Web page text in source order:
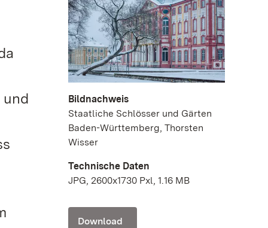
und
Bildnachweis
Staatliche Schlösser und Gärten
Baden-Württemberg, Thorsten
Wisser
Technische Daten
JPG, 2600x1730 Pxl, 1.16 MB
Download